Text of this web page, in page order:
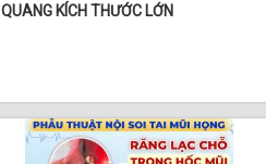
QUANG KÍCH THƯỚC LỚN